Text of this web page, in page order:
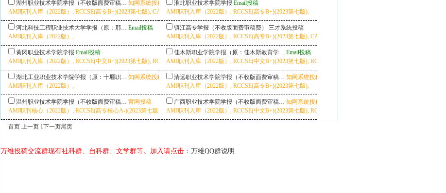
湖州职业技术学院学报（不收版面费审稿… 知网系统投稿
AMI职刊入库（2022版）, RCCSE(高专B+)(2023第七版), CACJ-扩展（武大应用型评价专科学报类2025版）,
淮北职业技术学院学报 Email投稿
AMI职刊入库（2022版）, RCCSE(高专B+)(2023第七版),
河北科技工程职业技术大学学报（原：邢… Email投稿
AMI职刊入库（2022版）,
镇江高专学报（不收版面费审稿费）
三才系统投稿
AMI职刊入库（2022版）, RCCSE(高专B+)(2023第七版), CACJ-核心（武大应用型评价专科学报类2025版）,
黄冈职业技术学院学报 Email投稿
AMI职刊入库（2022版）, RCCSE(中文B+)(2023第七版), RCCSE(高专核心A-)(2023第七版), CACJ-核心（武大应用型评价专科学报类2025版）,
佳木斯职业学院学报（原：佳木斯教育学… Email投稿
AMI职刊入库（2022版）, RCCSE(中文B+)(2023第七版), RCCSE(高专核心A-)(2023第七版),
湖北工业职业技术学院学报（原：十堰职… 知网系统投稿
AMI职刊入库（2022版）,
清远职业技术学院学报（不收版面费审稿… 知网系统投稿
AMI职刊入库（2022版）, RCCSE(高专B+)(2023第七版),
温州职业技术学院学报（不收版面费审稿… 官网投稿
AMI职刊核心（2022版）, RCCSE(高专核心A-)(2023第七版),
广西职业技术学院学报（不收版面费审稿… 知网系统投稿
AMI职刊入库（2022版）, RCCSE(中文B+)(2023第七版), RCCSE(高专核心A-)(2023第七版), CACJ-核心（武
首页 上一页 1下一页尾页
万维投稿交流群现有社科群、自科群、文学群等。加入请点击： 万维QQ群说明